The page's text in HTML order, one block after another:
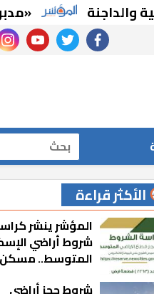
«مدبولي»
facebook
twitter
youtube
بحث
الأكثر قراءة
المؤشر ينشر
شروط أراضي
المتوسط.. مسكن 7